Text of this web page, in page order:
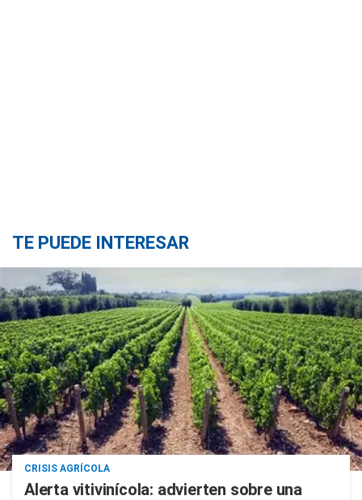
TE PUEDE INTERESAR
CRISIS AGRÍCOLA
Alerta vitivinícola: advierten sobre una